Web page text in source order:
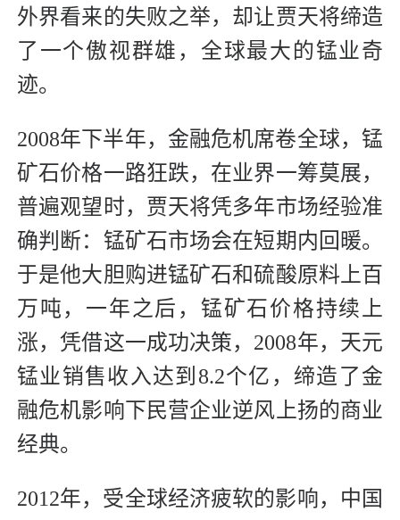
外界看来的失败之举，却让贾天将缔造
了一个傲视群雄，全球最大的锰业奇
迹。
2008年下半年，金融危机席卷全球，锰
矿石价格一路狂跌，在业界一筹莫展，
普遍观望时，贾天将凭多年市场经验准
确判断：锰矿石市场会在短期内回暖。
于是他大胆购进锰矿石和硫酸原料上百
万吨，一年之后，锰矿石价格持续上
涨，凭借这一成功决策，2008年，天元
锰业销售收入达到8.2个亿，缔造了金
融危机影响下民营企业逆风上扬的商业
经典。
2012年，受全球经济疲软的影响，中国